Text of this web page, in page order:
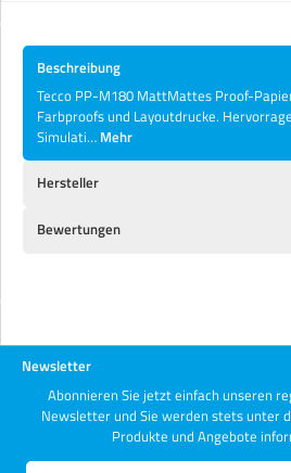
Beschreibung
Tecco PP-M180 MattMattes Proof-
Farbproofs und Layoutdrucke.
Simulati… Mehr
Hersteller
Bewertungen
Newsletter
Abonnieren Sie jetzt einfach unseren
Newsletter und Sie werden stets unter
Produkte und Angebote